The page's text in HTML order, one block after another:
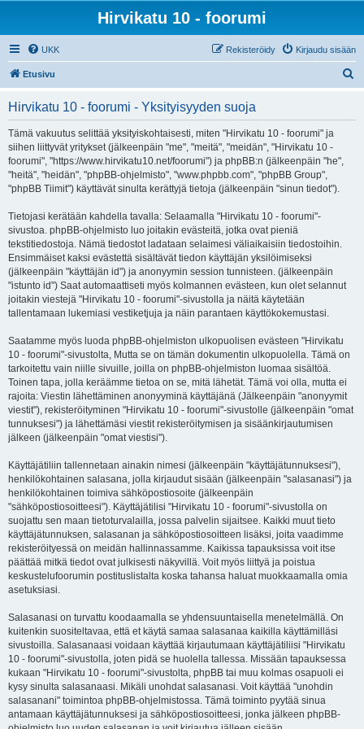
Hirvikatu 10 - foorumi
UKK Kirjaudu sisään
Rekisteröidy
Etusivu
Hirvikatu 10 - foorumi - Yksityisyyden suoja
Tämä vakuutus selittää yksityiskohtaisesti, miten "Hirvikatu 10 - foorumi" ja
siihen liittyvät yritykset (jälkeenpäin "me", "meitä", "meidän", "Hirvikatu 10 -
foorumi", "https://www.hirvikatu10.net/foorumi") ja phpBB:n (jälkeenpäin "he",
"heitä", "heidän", "phpBB-ohjelmisto", "www.phpbb.com", "phpBB Group",
"phpBB Tiimit") käyttävät sinulta kerättyjä tietoja (jälkeenpäin "sinun tiedot").
Tietojasi kerätään kahdella tavalla: Selaamalla "Hirvikatu 10 - foorumi"-
sivustoa. phpBB-ohjelmisto luo joitakin evästeitä, jotka ovat pieniä
tekstitiedostoja. Nämä tiedostot ladataan selaimesi väliaikaisiin tiedostoihin.
Ensimmäiset kaksi evästettä sisältävät tiedon käyttäjän yksilöimiseksi
(jälkeenpäin "käyttäjän id") ja anonyymin session tunnisteen. (jälkeenpäin
"istunto id") Saat automaattiseti myös kolmannen evästeen, kun olet selannut
joitakin viestejä "Hirvikatu 10 - foorumi"-sivustolla ja näitä käytetään
tallentamaan lukemiasi vestiketjuja ja näin parantaen käyttökokemustasi.
Saatamme myös luoda phpBB-ohjelmiston ulkopuolisen evästeen "Hirvikatu
10 - foorumi"-sivustolta, Mutta se on tämän dokumentin ulkopuolella. Tämä on
tarkoitettu vain niille sivuille, joilla on phpBB-ohjelmiston luomaa sisältöä.
Toinen tapa, jolla keräämme tietoa on se, mitä lähetät. Tämä voi olla, mutta ei
rajoita: Viestin lähettäminen anonyyminä käyttäjänä (Jälkeenpäin "anonyymit
viestit"), rekisteröityminen "Hirvikatu 10 - foorumi"-sivustolle (jälkeenpäin "omat
tunnuksesi") ja lähettämäsi viestit rekisteröitymisen ja sisäänkirjautumisen
jälkeen (jälkeenpäin "omat viestisi").
Käyttäjätiliin tallennetaan ainakin nimesi (jälkeenpäin "käyttäjätunnuksesi"),
henkilökohtainen salasana, jolla kirjaudut sisään (jälkeenpäin "salasanasi") ja
henkilökohtainen toimiva sähköpostiosoite (jälkeenpäin
"sähköpostiosoitteesi"). Käyttäjätilisi "Hirvikatu 10 - foorumi"-sivustolla on
suojattu sen maan tietoturvalailla, jossa palvelin sijaitsee. Kaikki muut tieto
käyttäjätunnuksen, salasanan ja sähköpostiosoitteen lisäksi, joita vaadimme
rekisteröityessä on meidän hallinnassamme. Kaikissa tapauksissa voit itse
päättää mitkä tiedot ovat julkisesti näkyvillä. Voit myös liittyä ja poistua
keskustelufoorumin postituslistalta koska tahansa haluat muokkaamalla omia
asetuksiasi.
Salasanasi on turvattu koodaamalla se yhdensuuntaisella menetelmällä. On
kuitenkin suositeltavaa, että et käytä samaa salasanaa kaikilla käyttämilläsi
sivustoilla. Salasanaasi voidaan käyttää kirjautumaan käyttäjätiliisi "Hirvikatu
10 - foorumi"-sivustolla, joten pidä se huolella tallessa. Missään tapauksessa
kukaan "Hirvikatu 10 - foorumi"-sivustolta, phpBB tai muu kolmas osapuoli ei
kysy sinulta salasanaasi. Mikäli unohdat salasanasi. Voit käyttää "unohdin
salasanani" toimintoa phpBB-ohjelmistossa. Tämä toiminto pyytää sinua
antamaan käyttäjätunnuksesi ja sähköpostiosoitteesi, jonka jälkeen phpBB-